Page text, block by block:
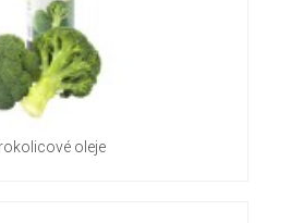
oleje